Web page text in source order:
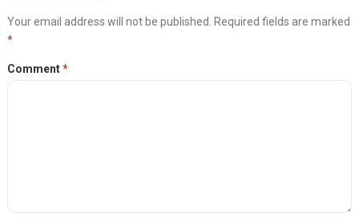
Your email address will not be published.
Required fields are marked
*
Comment*